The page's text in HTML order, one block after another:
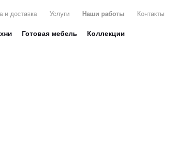
и доставка Услуги Наши работы Контакты
Готовая мебель Коллекции